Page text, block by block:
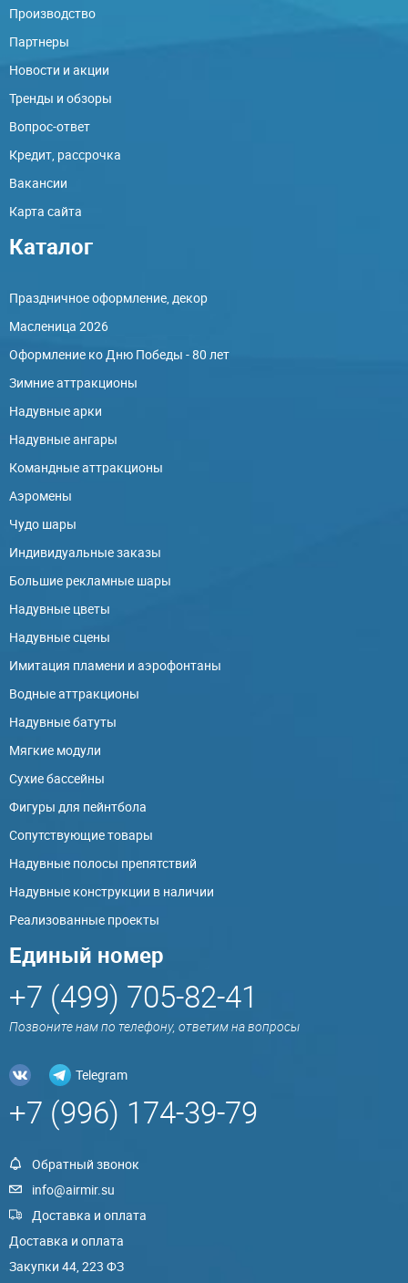
Производство
Партнеры
Новости и акции
Тренды и обзоры
Вопрос-ответ
Кредит, рассрочка
Вакансии
Карта сайта
Каталог
Праздничное оформление, декор
Масленица 2026
Оформление ко Дню Победы - 80 лет
Зимние аттракционы
Надувные арки
Надувные ангары
Командные аттракционы
Аэромены
Чудо шары
Индивидуальные заказы
Большие рекламные шары
Надувные цветы
Надувные сцены
Имитация пламени и аэрофонтаны
Водные аттракционы
Надувные батуты
Мягкие модули
Сухие бассейны
Фигуры для пейнтбола
Сопутствующие товары
Надувные полосы препятствий
Надувные конструкции в наличии
Реализованные проекты
Единый номер
+7 (499) 705-82-41
Позвоните нам по телефону, ответим на вопросы
Telegram
+7 (996) 174-39-79
Обратный звонок
info@airmir.su
Доставка и оплата
Доставка и оплата
Закупки 44, 223 ФЗ